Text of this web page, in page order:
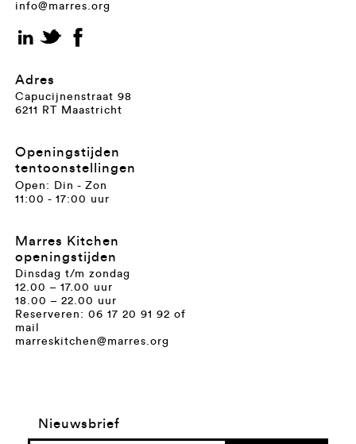
info@marres.org
Adres
Capucijnenstraat 98
6211 RT Maastricht
Openingstijden
tentoonstellingen
Open: Din - Zon
11:00 - 17:00 uur
Marres Kitchen
openingstijden
Dinsdag t/m zondag
12.00 – 17.00 uur
18.00 – 22.00 uur
Reserveren: 06 17 20 91 92 of
mail
marreskitchen@marres.org
Nieuwsbrief